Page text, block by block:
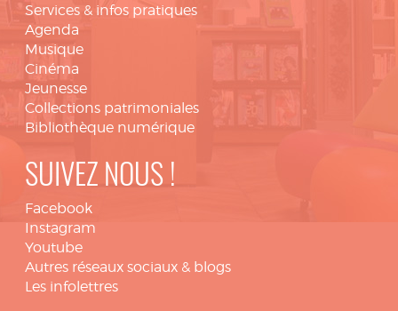
Services & infos pratiques
Agenda
Musique
Cinéma
Jeunesse
Collections patrimoniales
Bibliothèque numérique
SUIVEZ NOUS !
Facebook
Instagram
Youtube
Autres réseaux sociaux & blogs
Les infolettres